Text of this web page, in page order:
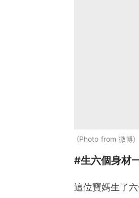
Photo from 微博
#生六個身材
這位寶媽生了